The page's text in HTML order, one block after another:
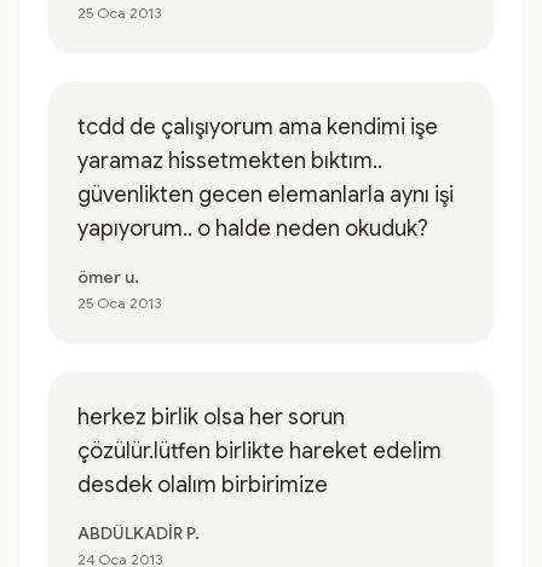
25 Oca 2013
tcdd de çalışıyorum ama kendimi işe
yaramaz hissetmekten bıktım..
güvenlikten gecen elemanlarla aynı işi
yapıyorum.. o halde neden okuduk?
ömer u.
25 Oca 2013
herkez birlik olsa her sorun
çözülür.lütfen birlikte hareket edelim
desdek olalım birbirimize
ABDÜLKADİR P.
24 Oca 2013